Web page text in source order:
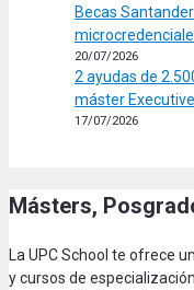
Becas
20/07/2026
2 ayudas de
máster
17/07/2026
Másters,
La UPC School te ofrece
y cursos de